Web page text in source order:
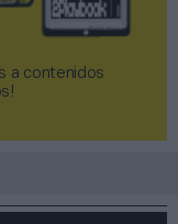
a contenidos